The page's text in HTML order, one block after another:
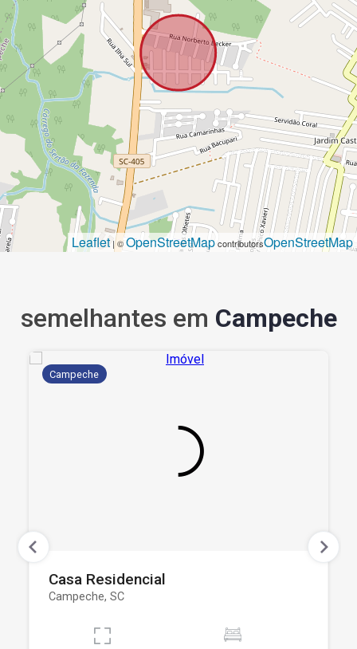
Leaflet | ©OpenStreetMapcontributorsOpenStreetMap
semelhantes em Campeche
Campeche
Casa Residencial
Campeche, SC